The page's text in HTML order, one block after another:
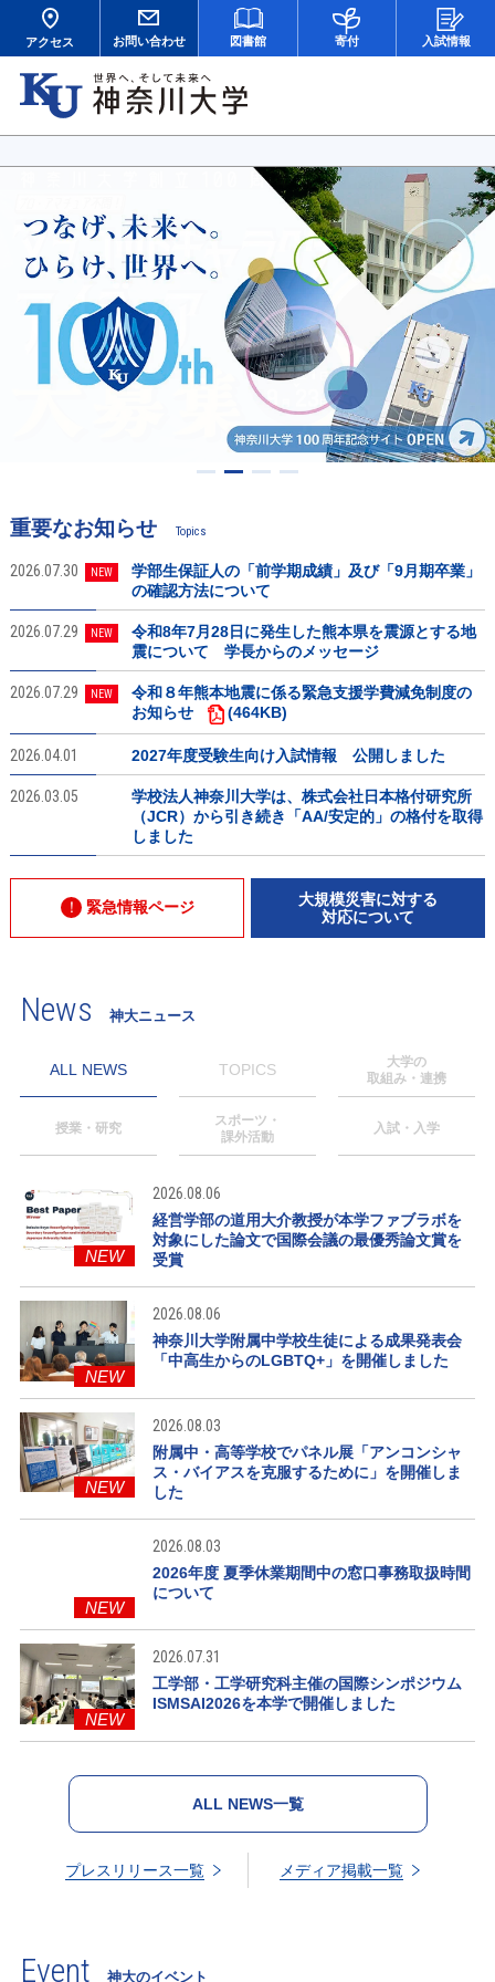
アクセス お問い合わせ 図書館 寄付 入試情報
重要なお知らせ Topics
2026.07.30 NEW
学部生保証人の「前学期成績」及び「9月期卒業」
の確認方法について
2026.07.29 NEW
令和8年7月28日に発生した熊本県を震源とする地
震について 学長からのメッセージ
2026.07.29 NEW
令和８年熊本地震に係る緊急支援学費減免制度の
お知らせ
(464KB)
2026.04.01 2027年度受験生向け入試情報 公開しました
2026.03.05
学校法人神奈川大学は、株式会社日本格付研究所
（JCR）から引き続き「AA/安定的」の格付を取得
しました
緊急情報ページ
大規模災害に対する
対応について
News 神大ニュース
ALL NEWS TOPICS
大学の
取組み・連携
授業・研究
スポーツ・
課外活動
入試・入学
NEW
2026.08.06
経営学部の道用大介教授が本学ファブラボを
対象にした論文で国際会議の最優秀論文賞を
受賞
NEW
2026.08.06
神奈川大学附属中学校生徒による成果発表会
「中高生からのLGBTQ+」を開催しました
NEW
2026.08.03
附属中・高等学校でパネル展「アンコンシャ
ス・バイアスを克服するために」を開催しま
した
NEW
2026.08.03
2026年度 夏季休業期間中の窓口事務取扱時間
について
NEW
2026.07.31
工学部・工学研究科主催の国際シンポジウム
ISMSAI2026を本学で開催しました
ALL NEWS一覧
プレスリリース一覧 メディア掲載一覧
Event 神大のイベント